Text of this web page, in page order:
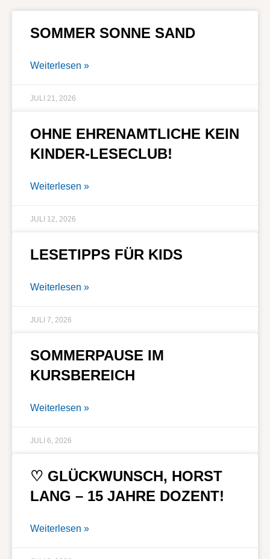
SOMMER SONNE SAND
Weiterlesen »
JULI 21, 2026
OHNE EHRENAMTLICHE KEIN
KINDER-LESECLUB!
Weiterlesen »
JULI 12, 2026
LESETIPPS FÜR KIDS
Weiterlesen »
JULI 7, 2026
SOMMERPAUSE IM
KURSBEREICH
Weiterlesen »
JULI 6, 2026
♡ GLÜCKWUNSCH, HORST
LANG – 15 JAHRE DOZENT!
Weiterlesen »